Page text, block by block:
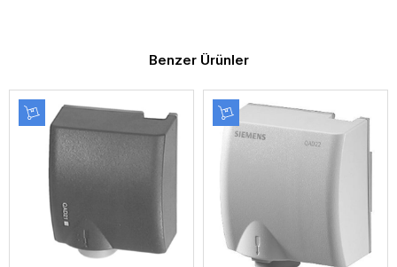
Benzer Ürünler